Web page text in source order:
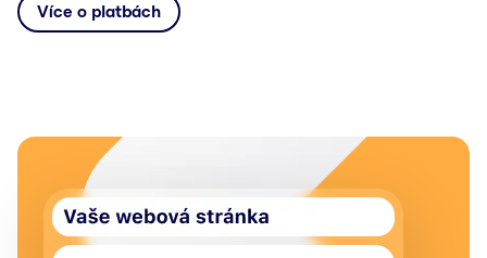
Více o platbách